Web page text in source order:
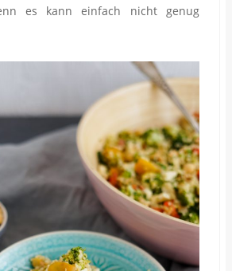
es kann einfach nicht genug